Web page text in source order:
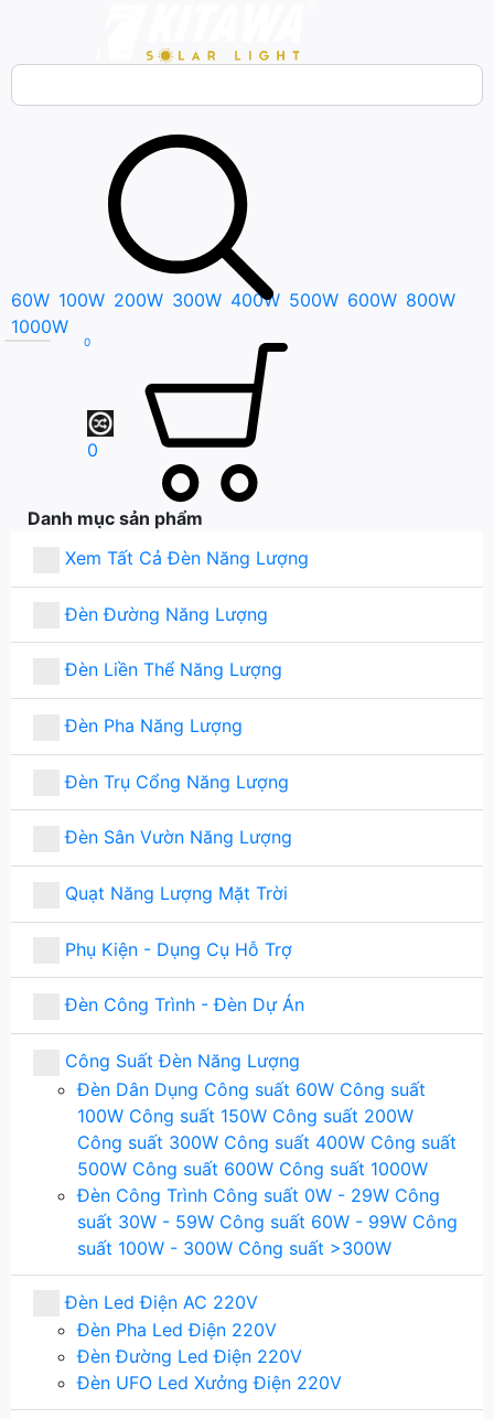
Bạn cần tìm gì..; Nhập tên sản phẩm..
60W 100W 200W 300W 400W 500W 600W 800W
1000W
0
0
Danh mục sản phẩm
Xem Tất Cả Đèn Năng Lượng
Đèn Đường Năng Lượng
Đèn Liền Thể Năng Lượng
Đèn Pha Năng Lượng
Đèn Trụ Cổng Năng Lượng
Đèn Sân Vườn Năng Lượng
Quạt Năng Lượng Mặt Trời
Phụ Kiện - Dụng Cụ Hỗ Trợ
Đèn Công Trình - Đèn Dự Án
Công Suất Đèn Năng Lượng
Đèn Dân Dụng Công suất 60W Công suất
100W Công suất 150W Công suất 200W
Công suất 300W Công suất 400W Công suất
500W Công suất 600W Công suất 1000W
Đèn Công Trình Công suất 0W - 29W Công
suất 30W - 59W Công suất 60W - 99W Công
suất 100W - 300W Công suất >300W
Đèn Led Điện AC 220V
Đèn Pha Led Điện 220V
Đèn Đường Led Điện 220V
Đèn UFO Led Xưởng Điện 220V